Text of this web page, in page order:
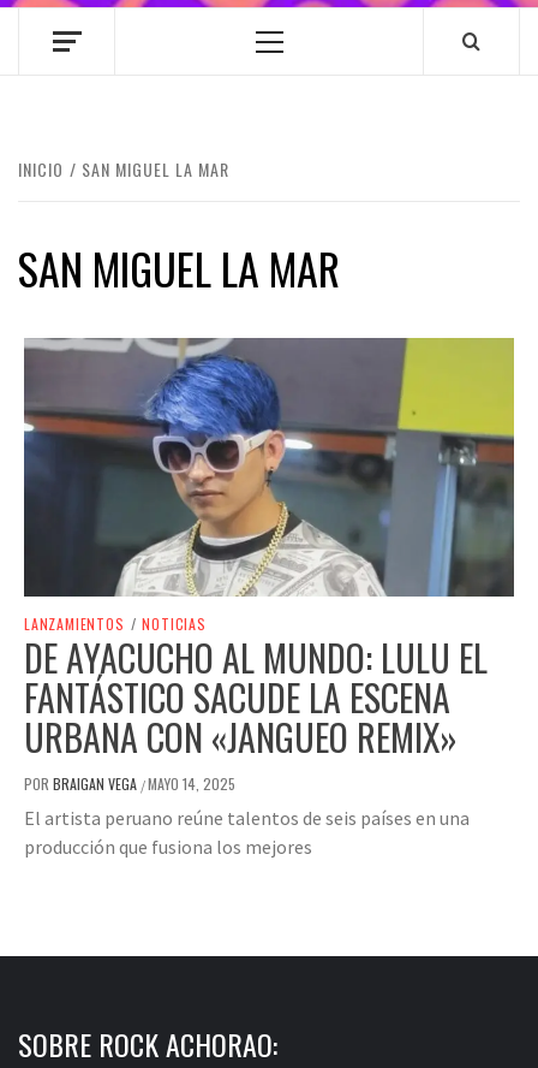
Menú
INICIO SAN MIGUEL LA MAR
SAN MIGUEL LA MAR
LANZAMIENTOS / NOTICIAS
DE AYACUCHO AL MUNDO: LULU EL
FANTÁSTICO SACUDE LA ESCENA
URBANA CON «JANGUEO REMIX»
POR BRAIGAN VEGA /MAYO 14, 2025
El artista peruano reúne talentos de seis países en una
producción que fusiona los mejores
SOBRE ROCK ACHORAO: